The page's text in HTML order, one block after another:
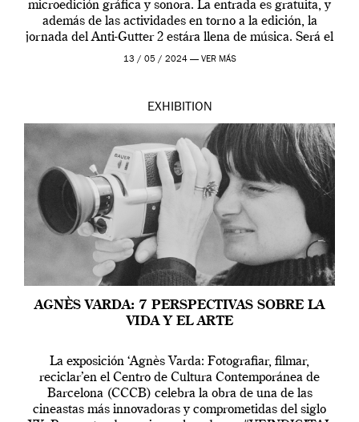
microedición gráfica y sonora. La entrada es gratuita, y
además de las actividades en torno a la edición, la
jornada del Anti-Gutter 2 estára llena de música. Será el
[…]
13 / 05 / 2024 — VER MÁS
EXHIBITION
AGNÈS VARDA: 7 PERSPECTIVAS SOBRE LA
VIDA Y EL ARTE
La exposición ‘Agnès Varda: Fotografiar, filmar,
reciclar’en el Centro de Cultura Contemporánea de
Barcelona (CCCB) celebra la obra de una de las
cineastas más innovadoras y comprometidas del siglo